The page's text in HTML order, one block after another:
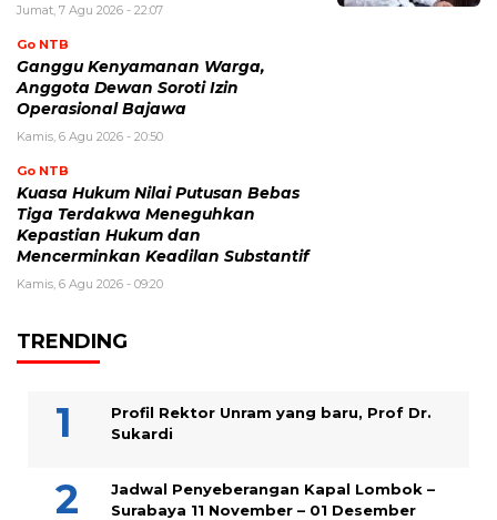
Jumat, 7 Agu 2026 - 22:07
Go NTB
Ganggu Kenyamanan Warga,
Anggota Dewan Soroti Izin
Operasional Bajawa
Kamis, 6 Agu 2026 - 20:50
Go NTB
Kuasa Hukum Nilai Putusan Bebas
Tiga Terdakwa Meneguhkan
Kepastian Hukum dan
Mencerminkan Keadilan Substantif
Kamis, 6 Agu 2026 - 09:20
TRENDING
Profil Rektor Unram yang baru, Prof Dr.
Sukardi
Jadwal Penyeberangan Kapal Lombok –
Surabaya 11 November – 01 Desember